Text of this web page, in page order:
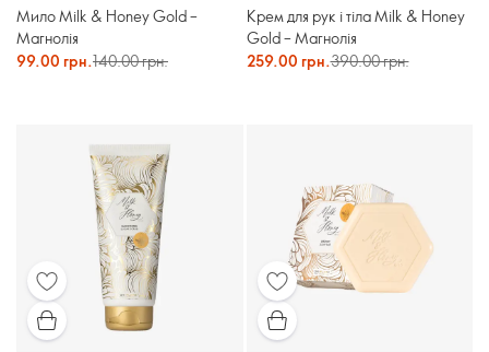
Мило Milk & Honey Gold –
Магнолія
99.00 грн.140.00 грн.
Крем для рук і тіла Milk & Honey
Gold – Магнолія
259.00 грн.390.00 грн.